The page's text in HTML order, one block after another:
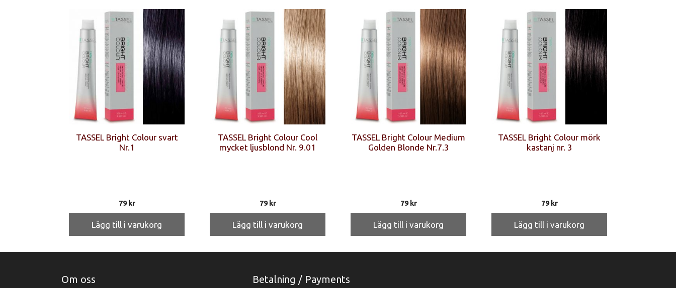
TASSEL Bright Colour svart
Nr.1
79kr
Lägg till i varukorg
TASSEL Bright Colour Cool
mycket ljusblond Nr. 9.01
79kr
Lägg till i varukorg
TASSEL Bright Colour Medium
Golden Blonde Nr.7.3
79kr
Lägg till i varukorg
TASSEL Bright Colour mörk
kastanj nr. 3
79kr
Lägg till i varukorg
Om oss Betalning / Payments